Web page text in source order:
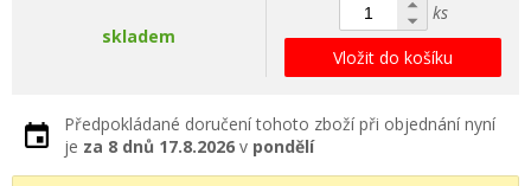
skladem
ks
Vložit do košíku
Předpokládané doručení tohoto zboží při objednání nyní
je za 8 dnů 17.8.2026 v pondělí